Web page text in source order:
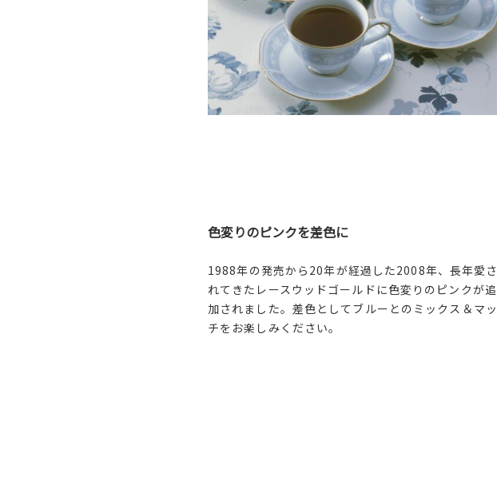
色変りのピンクを差色に
1988年の発売から20年が経過した2008年、長年愛さ
れてきたレースウッドゴールドに色変りのピンクが追
加されました。差色としてブルーとのミックス＆マッ
チをお楽しみください。